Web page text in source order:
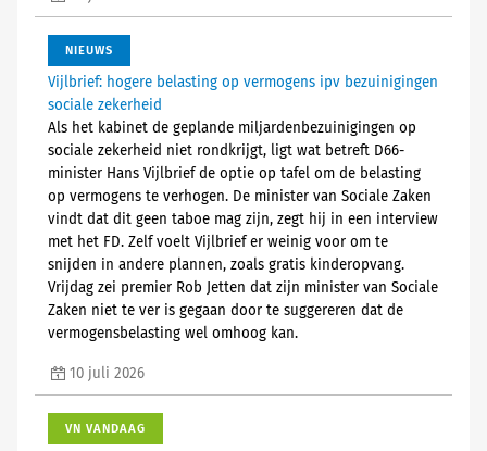
NIEUWS
Vijlbrief: hogere belasting op vermogens ipv bezuinigingen
sociale zekerheid
Als het kabinet de geplande miljardenbezuinigingen op
sociale zekerheid niet rondkrijgt, ligt wat betreft D66-
minister Hans Vijlbrief de optie op tafel om de belasting
op vermogens te verhogen. De minister van Sociale Zaken
vindt dat dit geen taboe mag zijn, zegt hij in een interview
met het FD. Zelf voelt Vijlbrief er weinig voor om te
snijden in andere plannen, zoals gratis kinderopvang.
Vrijdag zei premier Rob Jetten dat zijn minister van Sociale
Zaken niet te ver is gegaan door te suggereren dat de
vermogensbelasting wel omhoog kan.
10 juli 2026
VN VANDAAG